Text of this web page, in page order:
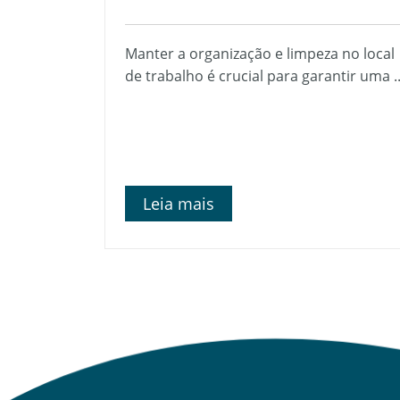
Manter a organização e limpeza no local
de trabalho é crucial para garantir uma
Leia mais